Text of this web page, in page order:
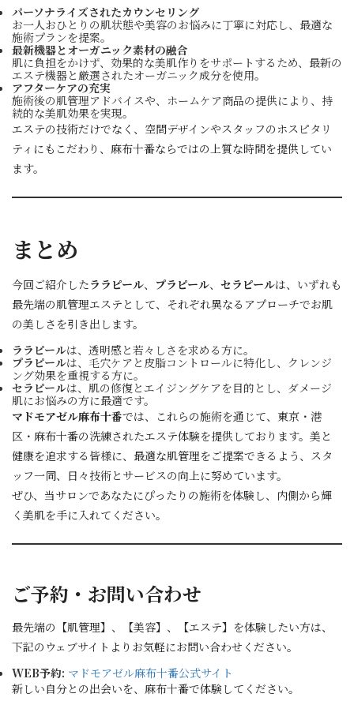
パーソナライズされたカウンセリング
お一人おひとりの肌状態や美容のお悩みに丁寧に対応し、最適な
施術プランを提案。
最新機器とオーガニック素材の融合
肌に負担をかけず、効果的な美肌作りをサポートするため、最新の
エステ機器と厳選されたオーガニック成分を使用。
アフターケアの充実
施術後の肌管理アドバイスや、ホームケア商品の提供により、持
続的な美肌効果を実現。
エステの技術だけでなく、空間デザインやスタッフのホスピタリ
ティにもこだわり、麻布十番ならではの上質な時間を提供してい
ます。
まとめ
今回ご紹介したララピール、 プラピール、 セラピールは、いずれも
最先端の肌管理エステとして、それぞれ異なるアプローチでお肌
の美しさを引き出します。
ララピールは、透明感と若々しさを求める方に。
プラピールは、毛穴ケアと皮脂コントロールに特化し、クレンジ
ング効果を重視する方に。
セラピールは、肌の修復とエイジングケアを目的とし、ダメージ
肌にお悩みの方に最適です。
マドモアゼル麻布十番では、これらの施術を通じて、東京・港
区・麻布十番の洗練されたエステ体験を提供しております。美と
健康を追求する皆様に、最適な肌管理をご提案できるよう、スタ
ッフ一同、日々技術とサービスの向上に努めています。
ぜひ、当サロンであなたにぴったりの施術を体験し、内側から輝
く美肌を手に入れてください。
ご予約・お問い合わせ
最先端の【肌管理】、【美容】、【エステ】を体験したい方は、
下記のウェブサイトよりお気軽にお問い合わせください。
WEB予約: マドモアゼル麻布十番公式サイト
新しい自分との出会いを、麻布十番で体験してください。